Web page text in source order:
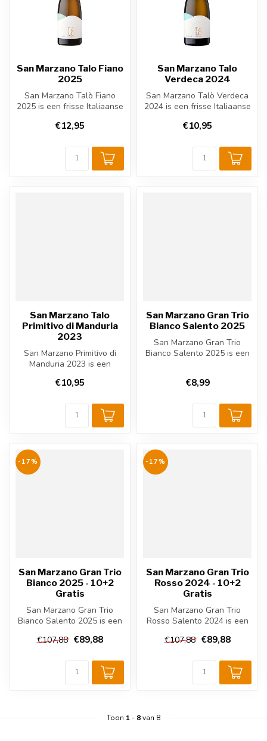
San Marzano Talo Fiano
2025
San Marzano Talò Fiano
2025 is een frisse Italiaanse
€12,95
San Marzano Talo
Verdeca 2024
San Marzano Talò Verdeca
2024 is een frisse Italiaanse
€10,95
San Marzano Talo
Primitivo di Manduria
2023
San Marzano Primitivo di
Manduria 2023 is een
wijn uit...
€10,95
San Marzano Gran Trio
Bianco Salento 2025
San Marzano Gran Trio
Bianco Salento 2025 is een
€8,99
-17%
San Marzano Gran Trio
Bianco 2025 - 10+2
Gratis
San Marzano Gran Trio
Bianco Salento 2025 is een
I...
€107,88 €89,88
-17%
San Marzano Gran Trio
Rosso 2024 - 10+2
Gratis
San Marzano Gran Trio
Rosso Salento 2024 is een
b...
€107,88 €89,88
Toon 1- 8van 8